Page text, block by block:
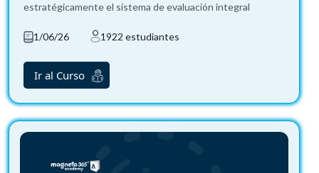
estratégicamente el sistema de evaluación integral
1/06/26 1922 estudiantes
Ir al Curso